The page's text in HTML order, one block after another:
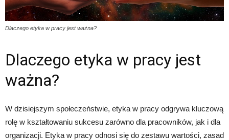
Dlaczego etyka w pracy jest ważna?
Dlaczego etyka w pracy jest
ważna?
W dzisiejszym społeczeństwie, etyka w pracy odgrywa kluczową
rolę w kształtowaniu sukcesu zarówno dla pracowników, jak i dla
organizacji. Etyka w pracy odnosi się do zestawu wartości, zasad